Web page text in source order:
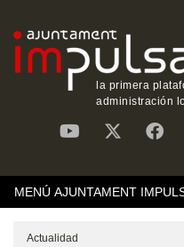
la primera
administración
MENÚ AJUNTAMENT
Actualidad